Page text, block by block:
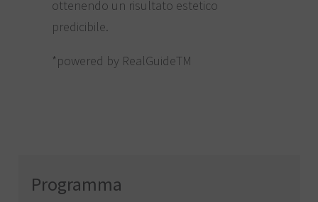
ottenendo un risultato estetico
predicibile.
*powered by RealGuideTM
Programma